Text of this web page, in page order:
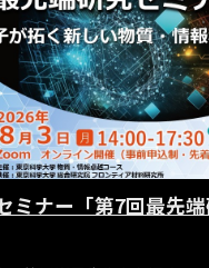
ミナー「第7回最先